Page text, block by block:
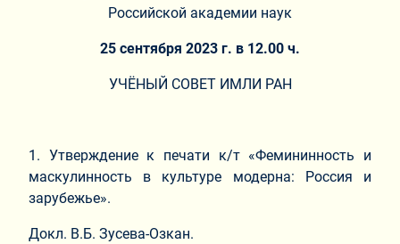
Российской академии наук
25 сентября 2023 г. в 12.00 ч.
УЧЁНЫЙ СОВЕТ ИМЛИ РАН
1. Утверждение к печати к/т «Фемининность и
маскулинность в культуре модерна: Россия и
зарубежье».
Докл. В.Б. Зусева-Озкан.